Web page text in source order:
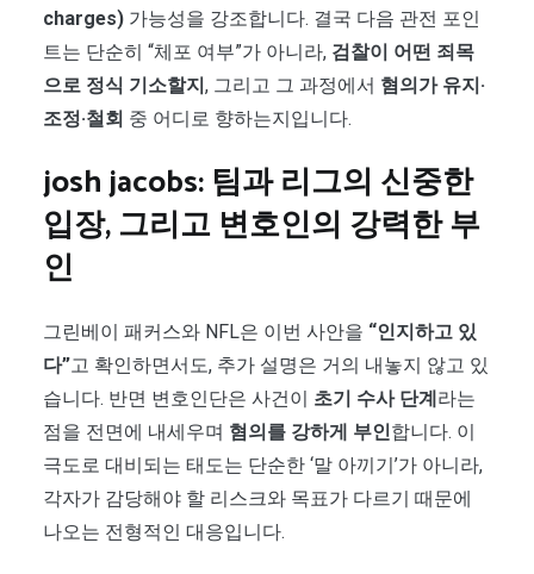
charges) 가능성을 강조합니다. 결국 다음 관전 포인
트는 단순히 “체포 여부”가 아니라, 검찰이 어떤 죄목
으로 정식 기소할지 , 그리고 그 과정에서 혐의가 유지·
조정·철회 중 어디로 향하는지입니다.
josh jacobs: 팀과 리그의 신중한
입장, 그리고 변호인의 강력한 부
인
그린베이 패커스와 NFL은 이번 사안을 “인지하고 있
다”고 확인하면서도, 추가 설명은 거의 내놓지 않고 있
습니다. 반면 변호인단은 사건이 초기 수사 단계 라는
점을 전면에 내세우며 혐의를 강하게 부인합니다. 이
극도로 대비되는 태도는 단순한 ‘말 아끼기’가 아니라,
각자가 감당해야 할 리스크와 목표가 다르기 때문에
나오는 전형적인 대응입니다.